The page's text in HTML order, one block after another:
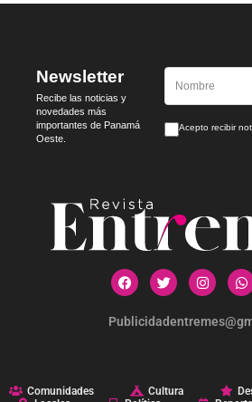
Newsletter
Recibe las noticias y
novedades más
importantes de Panamá
Oeste.
Acepto recibir
Comunidades Cultura